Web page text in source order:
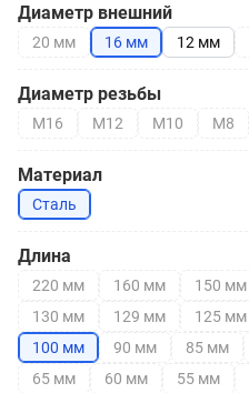
Диаметр внешний
20 мм 16 мм 12 мм
Диаметр резьбы
М16 М12 М10 М8
Материал
Сталь
Длина
220 мм 160 мм 150 мм
130 мм
129 мм 125 мм
100 мм
90 мм 85 мм
65 мм
60 мм 55 мм